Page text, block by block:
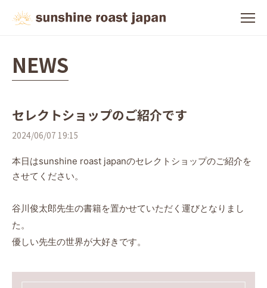
NEWS
セレクトショップのご紹介です
2024/06/07 19:15
本日はsunshine roast japanのセレクトショップのご紹介を
させてください。
谷川俊太郎先生の書籍を置かせていただく運びとなりまし
た。
優しい先生の世界が大好きです。